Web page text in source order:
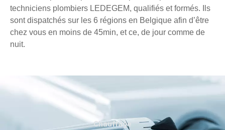
techniciens plombiers LEDEGEM, qualifiés et formés. Ils
sont dispatchés sur les 6 régions en Belgique afin d’être
chez vous en moins de 45min, et ce, de jour comme de
nuit.
Chauffage